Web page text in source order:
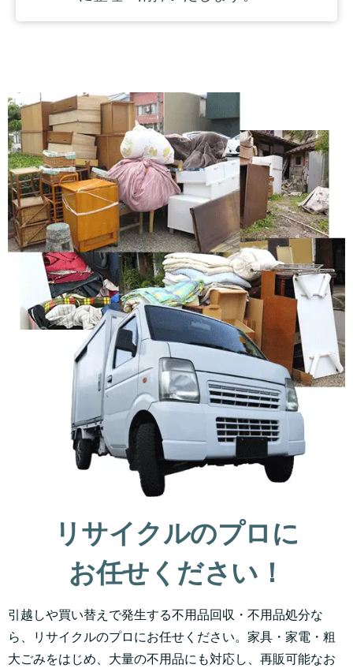
リサイクルのプロに
お任せください！
引越しや買い替えで発生する不用品回収・不用品処分な
ら、リサイクルのプロにお任せください。家具・家電・粗
大ごみをはじめ、大量の不用品にも対応し、再販可能なお